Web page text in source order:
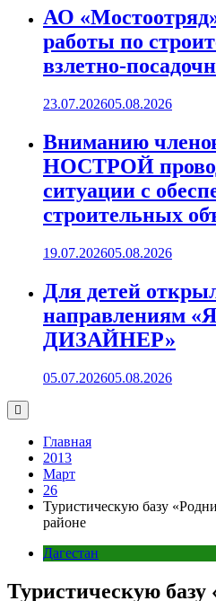
АО
работы по
взлетно-
23.07.202605.08.2026
Вниманию
НОСТРОЙ
ситуации с
строительных
19.07.202605.08.2026
Для детей
направлениям
ДИЗАЙНЕР»
05.07.202605.08.2026
Главная
2013
Март
26
Туристическую базу
районе
Дагестан
Туристическую базу